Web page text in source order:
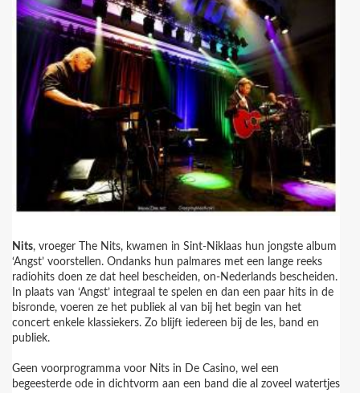
Nits, vroeger The Nits, kwamen in Sint-Niklaas hun jongste album
‘Angst’ voorstellen. Ondanks hun palmares met een lange reeks
radiohits doen ze dat heel bescheiden, on-Nederlands bescheiden.
In plaats van ‘Angst’ integraal te spelen en dan een paar hits in de
bisronde, voeren ze het publiek al van bij het begin van het
concert enkele klassiekers. Zo blijft iedereen bij de les, band en
publiek.
Geen voorprogramma voor Nits in De Casino, wel een
begeesterde ode in dichtvorm aan een band die al zoveel watertjes